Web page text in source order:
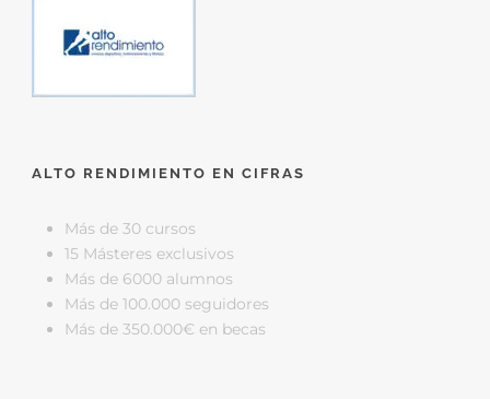
ALTO RENDIMIENTO EN CIFRAS
Más de 30 cursos
15 Másteres exclusivos
Más de 6000 alumnos
Más de 100.000 seguidores
Más de 350.000€ en becas